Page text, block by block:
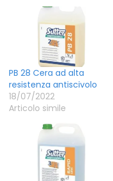
PB 28 Cera ad alta
resistenza antiscivolo
18/07/2022
Articolo simile